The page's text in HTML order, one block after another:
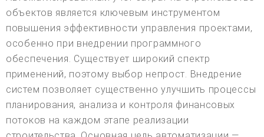
объектов является ключевым инструментом
повышения эффективности управления проектами,
особенно при внедрении программного
обеспечения. Существует широкий спектр
применений, поэтому выбор непрост. Внедрение
систем позволяет существенно улучшить процессы
планирования, анализа и контроля финансовых
потоков на каждом этапе реализации